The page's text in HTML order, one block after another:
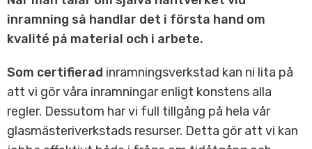
inramning så handlar det i första hand om
kvalité på material och i arbete.
Som certifierad inramningsverkstad kan ni lita på
att vi gör våra inramningar enligt konstens alla
regler. Dessutom har vi full tillgång på hela vår
glasmästeriverkstads resurser. Detta gör att vi kan